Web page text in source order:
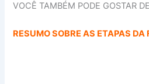
VOCÊ TAMBÉM PODE GOSTAR
RESUMO SOBRE AS ETAPAS DA